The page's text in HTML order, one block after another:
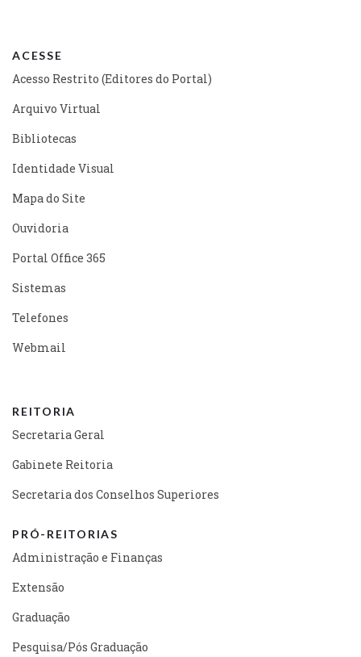
ACESSE
Acesso Restrito (Editores do Portal)
Arquivo Virtual
Bibliotecas
Identidade Visual
Mapa do Site
Ouvidoria
Portal Office 365
Sistemas
Telefones
Webmail
REITORIA
Secretaria Geral
Gabinete Reitoria
Secretaria dos Conselhos Superiores
PRÓ-REITORIAS
Administração e Finanças
Extensão
Graduação
Pesquisa/Pós Graduação